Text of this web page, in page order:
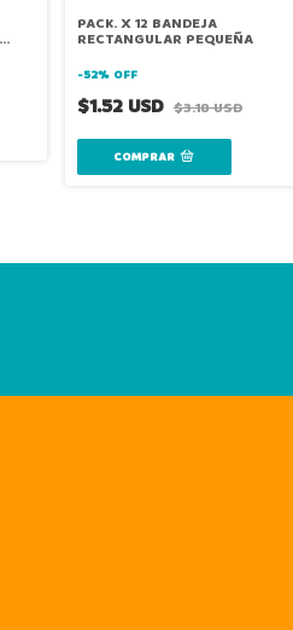
PACK. X 12 BANDEJA
RECTANGULAR PEQUEÑA
-52% OFF
$1.52 USD $3.18 USD